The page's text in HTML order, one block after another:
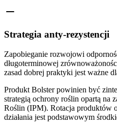
Strategia anty-rezystencji
Zapobieganie rozwojowi
długoterminowej
zasad dobrej praktyki jest ważne
Produkt Bolster powinien być
strategią ochrony roślin opartą na
Roślin (IPM). Rotacja produktów
działania jest podstawowym